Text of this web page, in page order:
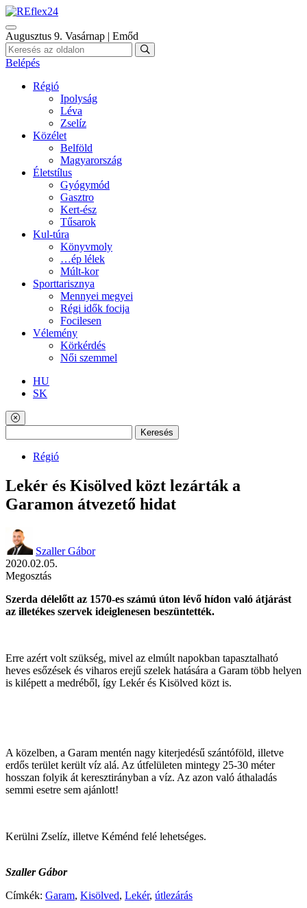
Augusztus 9. Vasárnap | Emőd
Belépés
Régió
Ipolyság
Léva
Zselíz
Közélet
Belföld
Magyarország
Életstílus
Gyógymód
Gasztro
Kert-ész
Tűsarok
Kul-túra
Könyvmoly
…ép lélek
Múlt-kor
Sporttarisznya
Mennyei megyei
Régi idők focija
Focilesen
Vélemény
Körkérdés
Női szemmel
HU
SK
Keresés
Régió
Lekér és Kisölved közt lezárták a
Garamon átvezető hidat
Szaller Gábor
2020.02.05.
Megosztás
Szerda délelőtt az 1570-es számú úton lévő hídon való átjárást
az illetékes szervek ideiglenesen beszüntették.
Erre azért volt szükség, mivel az elmúlt napokban tapasztalható
heves esőzések és viharos erejű szelek hatására a Garam több helyen
is kilépett a medréből, így Lekér és Kisölved közt is.
A közelben, a Garam mentén nagy kiterjedésű szántóföld, illetve
erdős terület került víz alá. Az útfelületen mintegy 25-30 méter
hosszan folyik át keresztirányban a víz. Az azon való áthaladás
semmi esetre sem ajánlott!
Kerülni Zselíz, illetve Kéménd felé lehetséges.
Szaller Gábor
Címkék: Garam, Kisölved, Lekér, útlezárás